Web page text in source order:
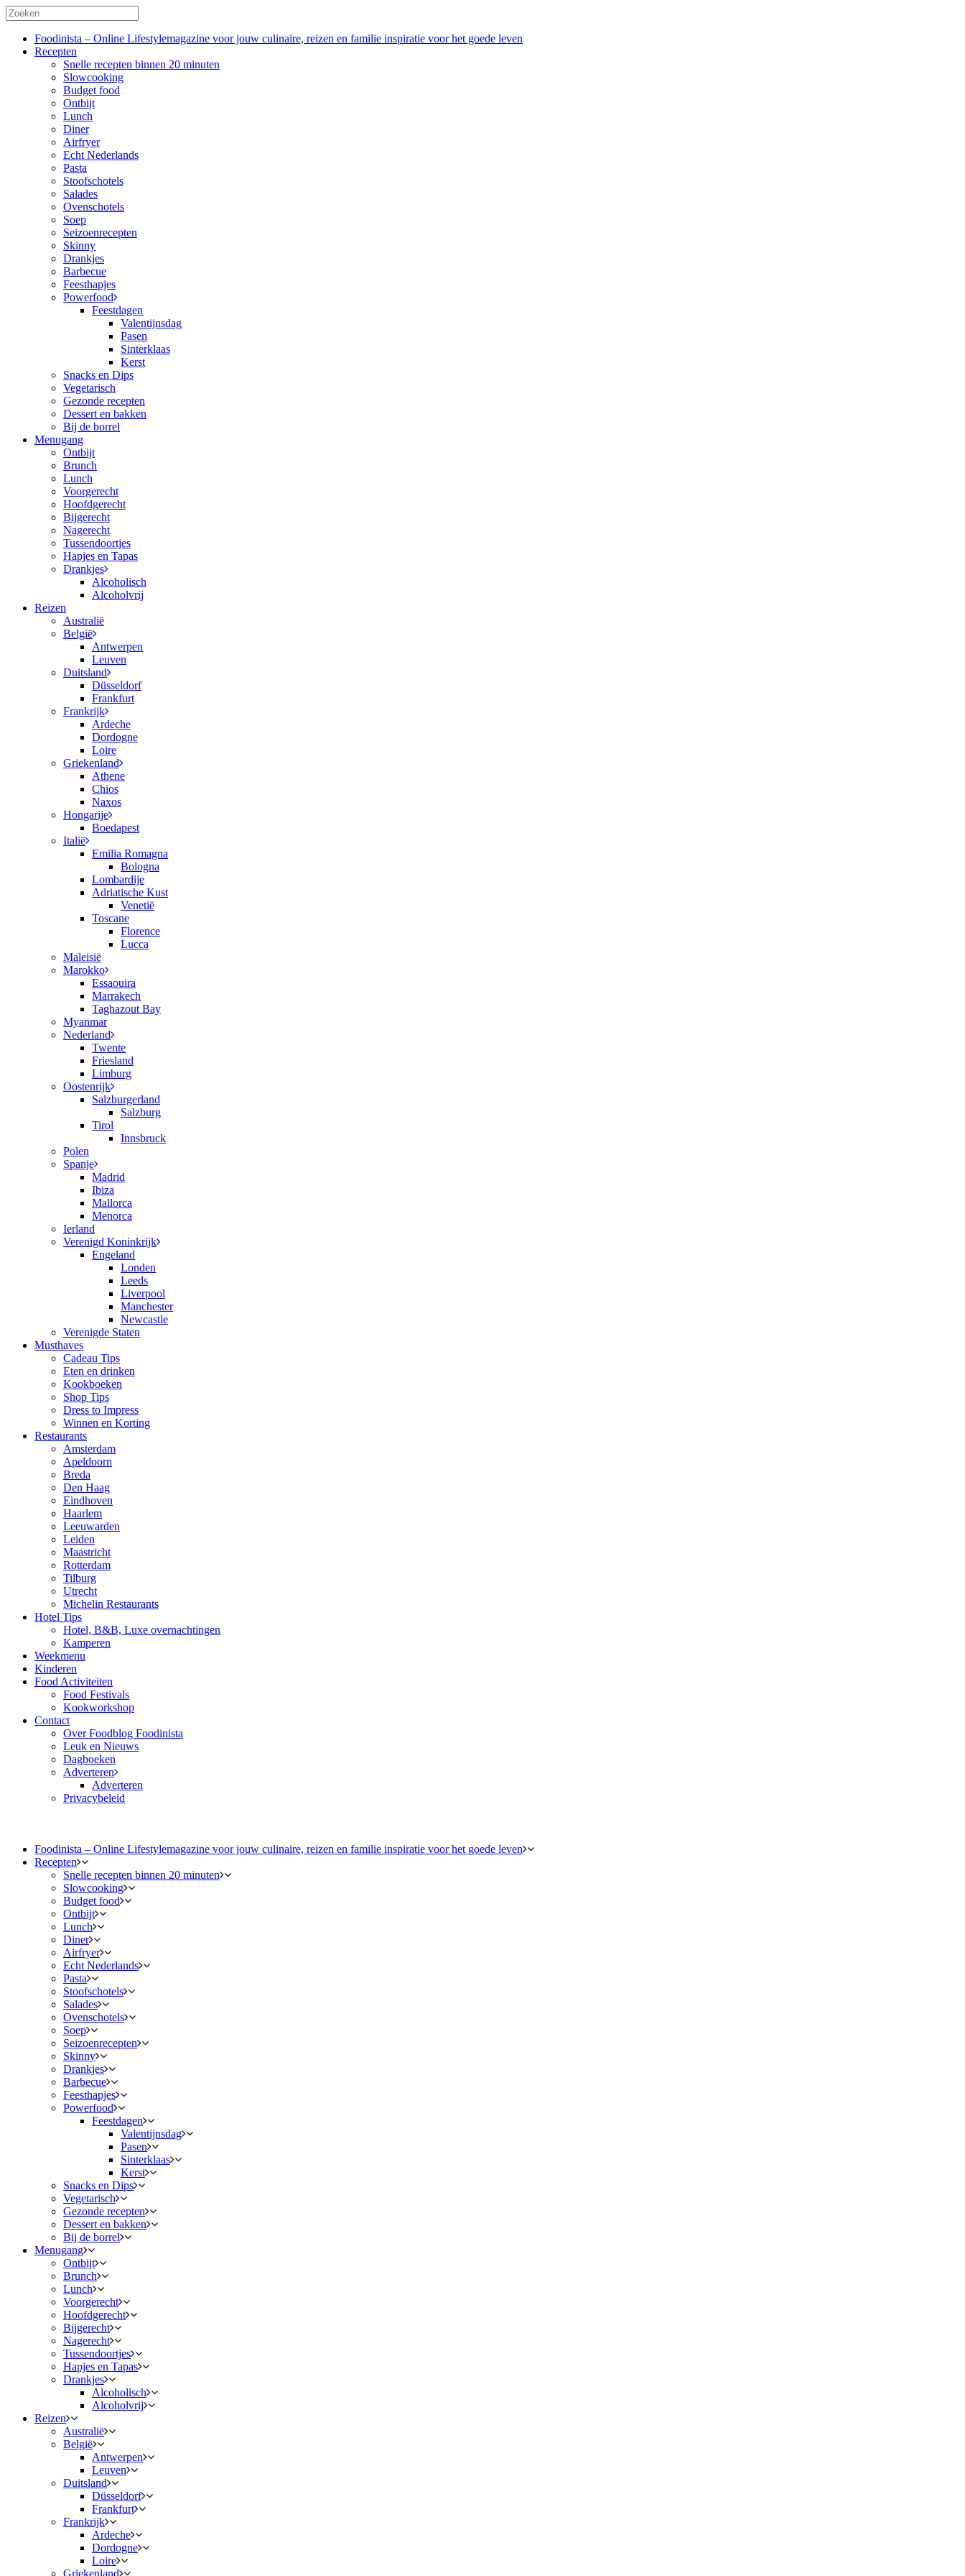
Foodinista – Online Lifestylemagazine voor jouw culinaire, reizen en familie inspiratie voor het goede leven
Recepten
Snelle recepten binnen 20 minuten
Slowcooking
Budget food
Ontbijt
Lunch
Diner
Airfryer
Echt Nederlands
Pasta
Stoofschotels
Salades
Ovenschotels
Soep
Seizoenrecepten
Skinny
Drankjes
Barbecue
Feesthapjes
Powerfood
Feestdagen
Valentijnsdag
Pasen
Sinterklaas
Kerst
Snacks en Dips
Vegetarisch
Gezonde recepten
Dessert en bakken
Bij de borrel
Menugang
Ontbijt
Brunch
Lunch
Voorgerecht
Hoofdgerecht
Bijgerecht
Nagerecht
Tussendoortjes
Hapjes en Tapas
Drankjes
Alcoholisch
Alcoholvrij
Reizen
Australië
België
Antwerpen
Leuven
Duitsland
Düsseldorf
Frankfurt
Frankrijk
Ardeche
Dordogne
Loire
Griekenland
Athene
Chios
Naxos
Hongarije
Boedapest
Italië
Emilia Romagna
Bologna
Lombardije
Adriatische Kust
Venetië
Toscane
Florence
Lucca
Maleisië
Marokko
Essaouira
Marrakech
Taghazout Bay
Myanmar
Nederland
Twente
Friesland
Limburg
Oostenrijk
Salzburgerland
Salzburg
Tirol
Innsbruck
Polen
Spanje
Madrid
Ibiza
Mallorca
Menorca
Ierland
Verenigd Koninkrijk
Engeland
Londen
Leeds
Liverpool
Manchester
Newcastle
Verenigde Staten
Musthaves
Cadeau Tips
Eten en drinken
Kookboeken
Shop Tips
Dress to Impress
Winnen en Korting
Restaurants
Amsterdam
Apeldoorn
Breda
Den Haag
Eindhoven
Haarlem
Leeuwarden
Leiden
Maastricht
Rotterdam
Tilburg
Utrecht
Michelin Restaurants
Hotel Tips
Hotel, B&B, Luxe overnachtingen
Kamperen
Weekmenu
Kinderen
Food Activiteiten
Food Festivals
Kookworkshop
Contact
Over Foodblog Foodinista
Leuk en Nieuws
Dagboeken
Adverteren
Adverteren
Privacybeleid
Foodinista – Online Lifestylemagazine voor jouw culinaire, reizen en familie inspiratie voor het goede leven
Recepten
Snelle recepten binnen 20 minuten
Slowcooking
Budget food
Ontbijt
Lunch
Diner
Airfryer
Echt Nederlands
Pasta
Stoofschotels
Salades
Ovenschotels
Soep
Seizoenrecepten
Skinny
Drankjes
Barbecue
Feesthapjes
Powerfood
Feestdagen
Valentijnsdag
Pasen
Sinterklaas
Kerst
Snacks en Dips
Vegetarisch
Gezonde recepten
Dessert en bakken
Bij de borrel
Menugang
Ontbijt
Brunch
Lunch
Voorgerecht
Hoofdgerecht
Bijgerecht
Nagerecht
Tussendoortjes
Hapjes en Tapas
Drankjes
Alcoholisch
Alcoholvrij
Reizen
Australië
België
Antwerpen
Leuven
Duitsland
Düsseldorf
Frankfurt
Frankrijk
Ardeche
Dordogne
Loire